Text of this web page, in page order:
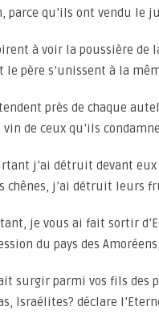
parce qu’ils ont vendu le
à voir la poussière
le père s’unissent à la
près de chaque
de ceux qu’ils
j’ai détruit devant
chênes, j’ai détruit leurs
je vous ai fait sortir
du pays des Amoréens,
surgir parmi vos fils des
Israélites? déclare